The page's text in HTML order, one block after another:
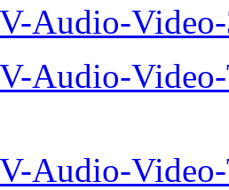
Audio-
Audio-
Audio-